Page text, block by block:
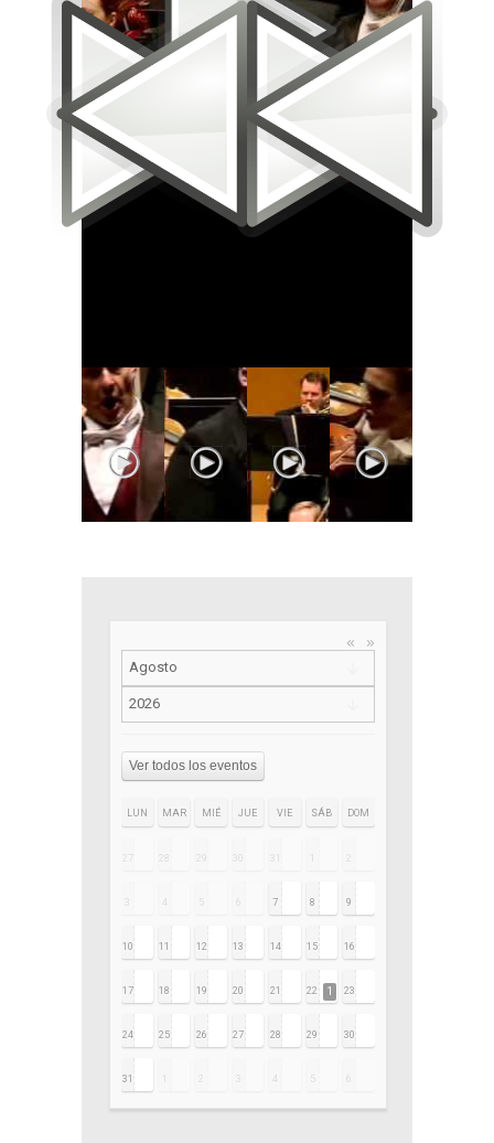
»
«
Ver todos los eventos
LUN MAR MIÉ JUE VIE SÁB DOM
27 28 29 30 31 2
3 5 6 7 8 9
10 11 12 13 14 15 16
17 18 19 20 21 22 1 23
24 25 26 27 28 29 30
31 2 3 5 6